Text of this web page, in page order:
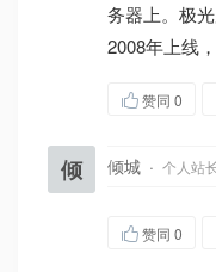
务器上。极
2008年上线
赞同 0
倾 倾城 · 个人站
赞同 0